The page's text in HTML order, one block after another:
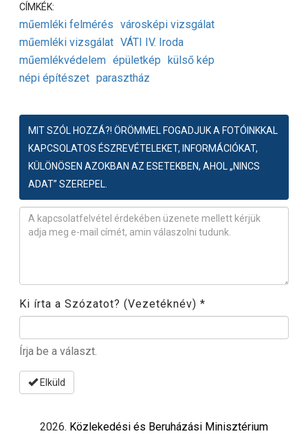
CÍMKÉK:
műemléki felmérés városképi vizsgálat
műemléki vizsgálat VÁTI IV. Iroda
műemlékvédelem épületkép külső kép
népi építészet parasztház
MIT SZÓL HOZZÁ?! ÖRÖMMEL FOGADJUK A FOTÓINKKAL
KAPCSOLATOS ÉSZREVÉTELEKET, INFORMÁCIÓKAT,
KÜLÖNÖSEN AZOKBAN AZ ESETEKBEN, AHOL „NINCS
ADAT” SZEREPEL.
Ki írta a Szózatot? (Vezetéknév) *
Írja be a választ.
Elküld
2026. Közlekedési és Beruházási Minisztérium